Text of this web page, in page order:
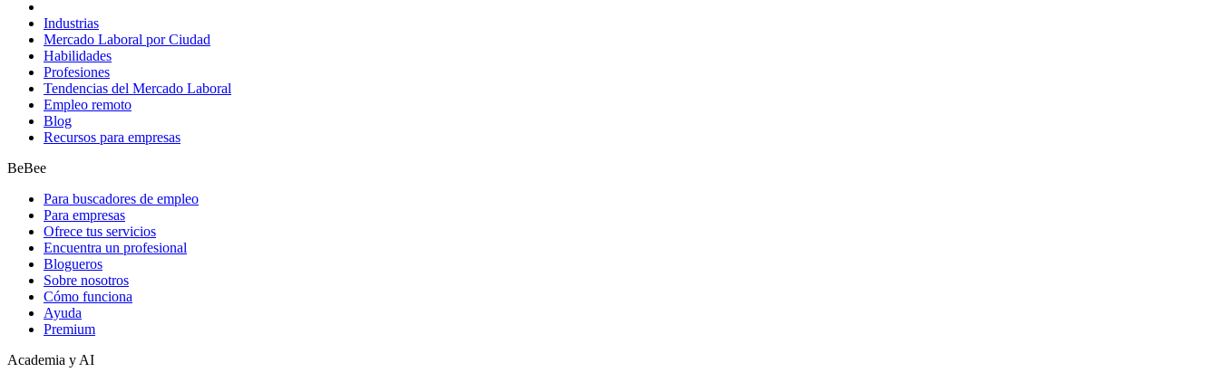
Industrias
Mercado Laboral por Ciudad
Habilidades
Profesiones
Tendencias del Mercado Laboral
Empleo remoto
Blog
Recursos para empresas
BeBee
Para buscadores de empleo
Para empresas
Ofrece tus servicios
Encuentra un profesional
Blogueros
Sobre nosotros
Cómo funciona
Ayuda
Premium
Academia y AI